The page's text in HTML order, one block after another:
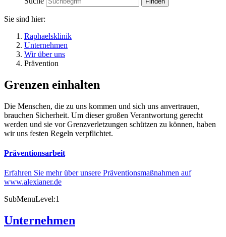
Sie sind hier:
Raphaelsklinik
Unternehmen
Wir über uns
Prävention
Grenzen einhalten
Die Menschen, die zu uns kommen und sich uns anvertrauen,
brauchen Sicherheit. Um dieser großen Verantwortung gerecht
werden und sie vor Grenzverletzungen schützen zu können, haben
wir uns festen Regeln verpflichtet.
Präventionsarbeit
Erfahren Sie mehr über unsere Präventionsmaßnahmen auf
www.alexianer.de
SubMenuLevel:1
Unternehmen